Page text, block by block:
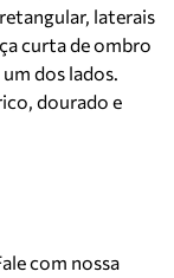
laterais
curta de ombro
dos lados.
dourado e
com nossa